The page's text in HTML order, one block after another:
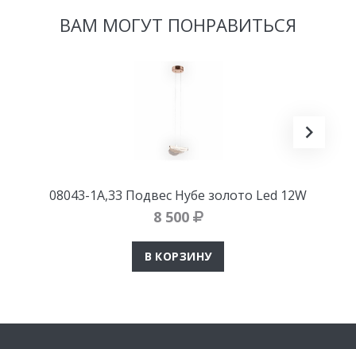
ВАМ МОГУТ ПОНРАВИТЬСЯ
08043-1A,33 Подвес Нубе золото Led 12W
8 500
В КОРЗИНУ